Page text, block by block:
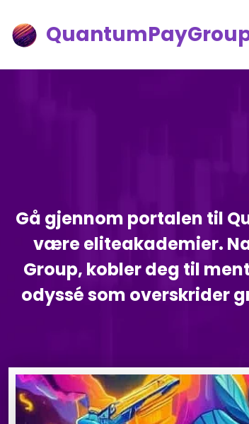
Gå gjennom portalen til
være eliteakademier.
Group, kobler deg til
odyssé som overskrider